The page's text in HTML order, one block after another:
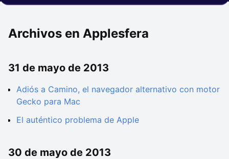
Archivos en Applesfera
31 de mayo de 2013
Adiós a Camino, el navegador alternativo con motor
Gecko para Mac
El auténtico problema de Apple
30 de mayo de 2013